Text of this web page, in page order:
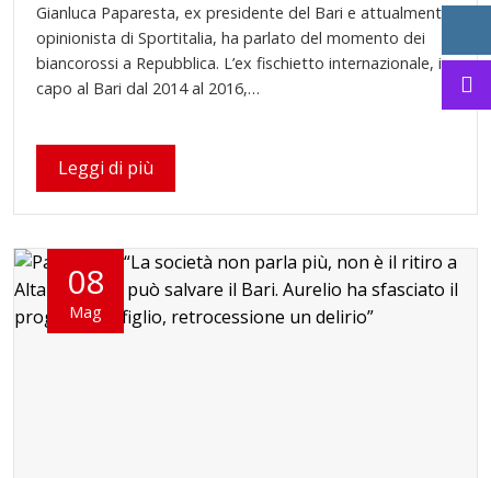
Gianluca Paparesta, ex presidente del Bari e attualmente
opinionista di Sportitalia, ha parlato del momento dei
biancorossi a Repubblica. L’ex fischietto internazionale, in
capo al Bari dal 2014 al 2016,…
Leggi di più
08
Mag